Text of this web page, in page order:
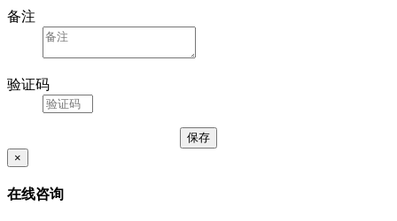
备注
验证码
×
在线咨询